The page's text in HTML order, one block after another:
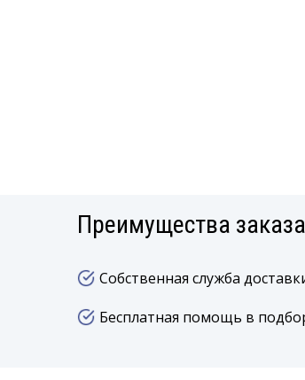
Преимущества
Собственная служба
Бесплатная помощь в